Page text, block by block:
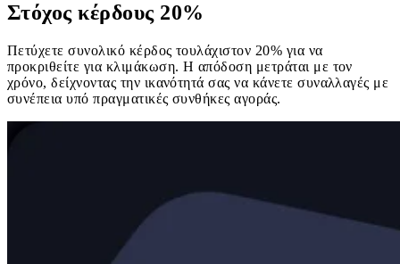
Στόχος κέρδους 20%
Πετύχετε συνολικό κέρδος τουλάχιστον 20% για να
προκριθείτε για κλιμάκωση. Η απόδοση μετράται με τον
χρόνο, δείχνοντας την ικανότητά σας να κάνετε συναλλαγές με
συνέπεια υπό πραγματικές συνθήκες αγοράς.